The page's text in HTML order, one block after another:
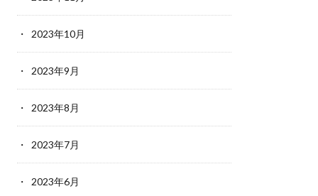
2023年10月
2023年9月
2023年8月
2023年7月
2023年6月